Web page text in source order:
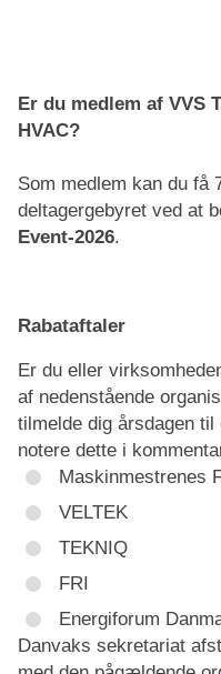
Er du medlem af VVS
HVAC?
Som medlem kan du få
deltagergebyret ved at
Event-2026.
Rabataftaler
Er du eller
af nedenstående
tilmelde dig årsdagen
notere dette i
Maskinmestrenes
VELTEK
TEKNIQ
FRI
Energiforum
Danvaks sekretariat